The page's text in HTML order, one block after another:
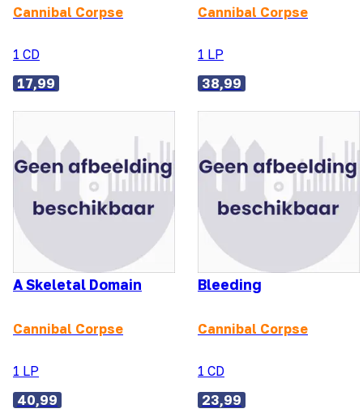
Cannibal Corpse
1 CD
17,99
Cannibal Corpse
1 LP
38,99
A Skeletal Domain
Cannibal Corpse
1 LP
40,99
Bleeding
Cannibal Corpse
1 CD
23,99